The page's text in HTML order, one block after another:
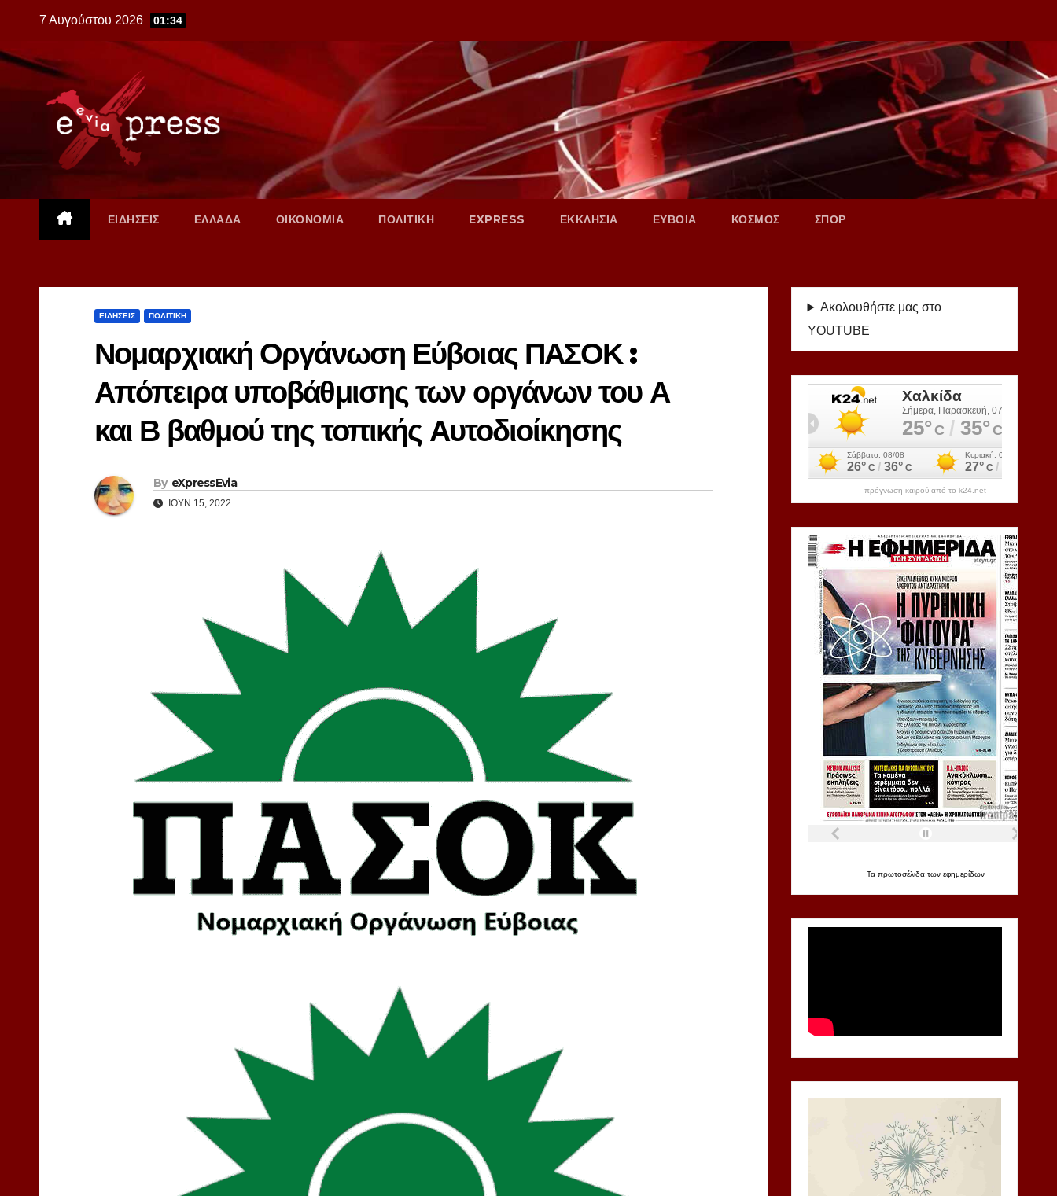
content
7 Αυγούστου 2026 01:34
ΕΙΔΗΣΕΙΣ ΕΛΛΑΔΑ ΟΙΚΟΝΟΜΙΑ ΠΟΛΙΤΙΚΗ EXPRESS ΕΚΚΛΗΣΙΑ ΕΥΒΟΙΑ ΚΟΣΜΟΣ ΣΠΟΡ
ΕΙΔΗΣΕΙΣ ΠΟΛΙΤΙΚΗ
Νομαρχιακή Οργάνωση Εύβοιας ΠΑΣΟΚ :
Απόπειρα υποβάθμισης των οργάνων του Α
και Β βαθμού της τοπικής Αυτοδιοίκησης
By eXpressEvia
ΙΟΎΝ 15, 2022
Ακολουθήστε μας στο
YOUTUBE
πρόγνωση καιρού από το k24.net
Τα πρωτοσέλιδα των εφημερίδων